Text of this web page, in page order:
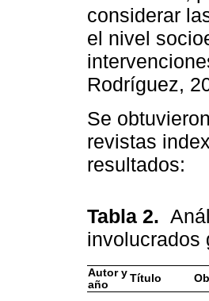
considerar
el nivel
Rodríguez,
Se
revistas
resultados:
Tabla 2.
involucrados
Autor y
año
Título